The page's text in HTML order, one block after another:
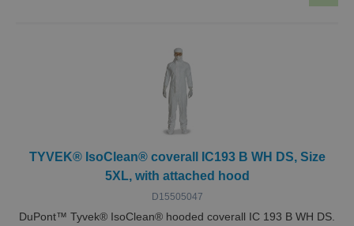
TYVEK® IsoClean® coverall IC193 B WH DS, Size
5XL, with attached hood
D15505047
DuPont™ Tyvek® IsoClean® hooded coverall IC 193 B WH DS.